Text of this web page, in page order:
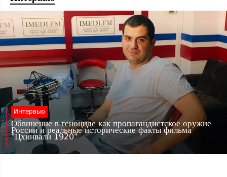
Интервью
Обвинение в геноциде как пропагандистское оружие
России и реальные исторические факты фильма
"Цхинвали 1920"